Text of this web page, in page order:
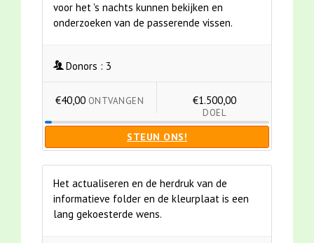
voor het 's nachts kunnen bekijken en
onderzoeken van de passerende vissen.
Donors : 3
€40,00 ONTVANGEN €1.500,00
DOEL
STEUN ONS!
Het actualiseren en de herdruk van de
informatieve folder en de kleurplaat is een
lang gekoesterde wens.